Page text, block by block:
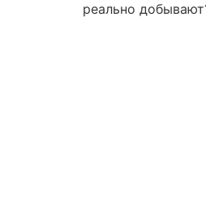
реально